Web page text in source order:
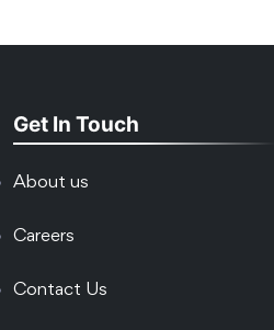
Get In Touch
About us
Careers
Contact Us